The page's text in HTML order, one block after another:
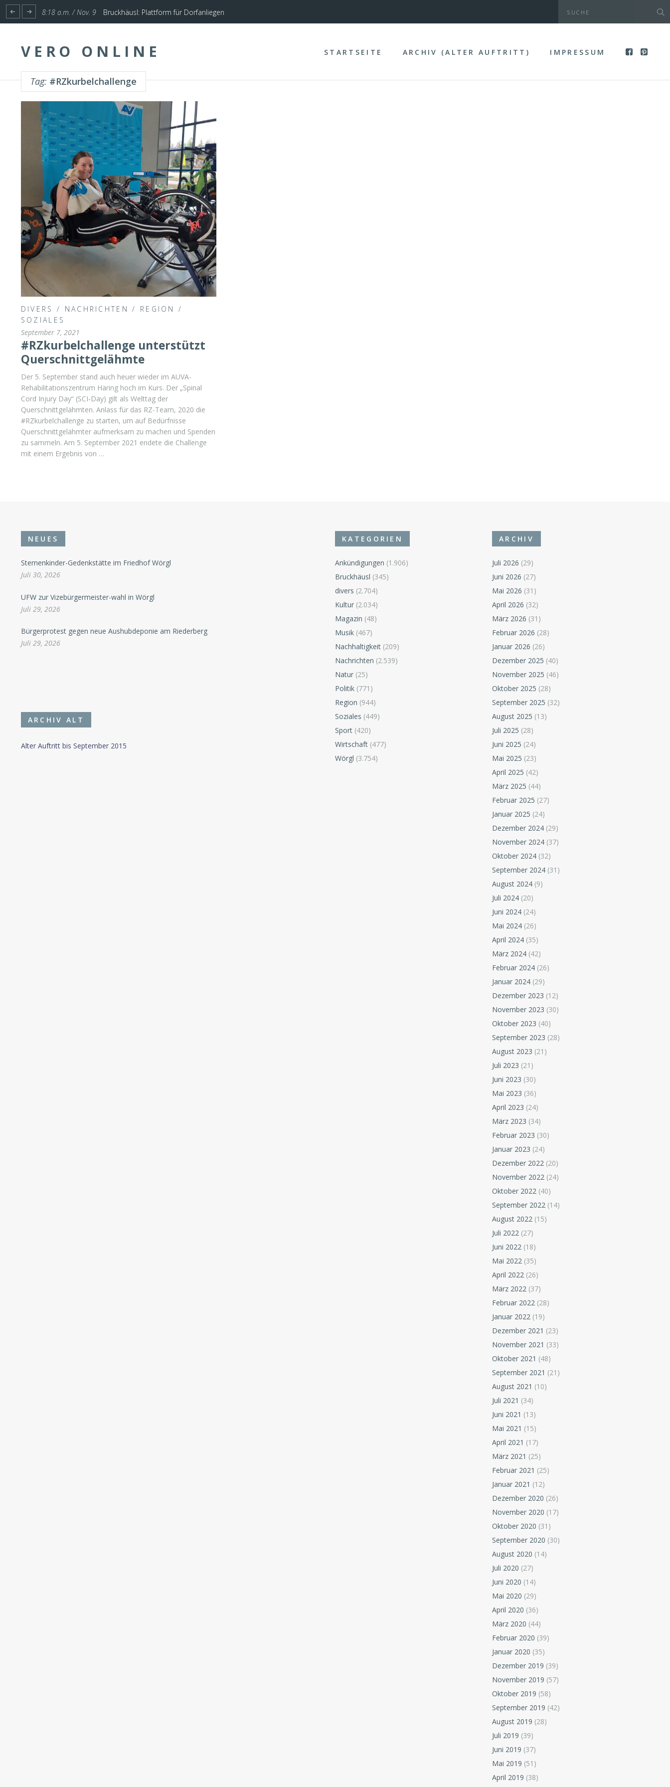
8:18 a.m. / Nov. 9 Bruckhäusl: Plattform für Dorfanliegen
1:17 p.m. / Nov. 4 Start für Planung Hochwasserschutz Unterinntal
VERO ONLINE STARTSEITE ARCHIV (ALTER AUFTRITT) IMPRESSUM
Tag: #RZkurbelchallenge
DIVERS / NACHRICHTEN / REGION
/
SOZIALES
September 7, 2021
#RZkurbelchallenge unterstützt
Querschnittgelähmte
Der 5. September stand auch heuer wieder im AUVA-
Rehabilitationszentrum Häring hoch im Kurs. Der „Spinal
Cord Injury Day“ (SCI-Day) gilt als Welttag der
Querschnittgelähmten. Anlass für das RZ-Team, 2020 die
#RZkurbelchallenge zu starten, um auf Bedürfnisse
Querschnittgelähmter aufmerksam zu machen und Spenden
zu sammeln. Am 5. September 2021 endete die Challenge
mit einem Ergebnis von …
NEUES
Sternenkinder-Gedenkstätte im Friedhof Wörgl
Juli 30, 2026
UFW zur Vizebürgermeister-wahl in Wörgl
Juli 29, 2026
Bürgerprotest gegen neue Aushubdeponie am Riederberg
Juli 29, 2026
ARCHIV ALT
Alter Auftritt bis September 2015
KATEGORIEN
Ankündigungen (1.906)
Bruckhäusl (345)
divers (2.704)
Kultur (2.034)
Magazin (48)
Musik (467)
Nachhaltigkeit (209)
Nachrichten (2.539)
Natur (25)
Politik (771)
Region (944)
Soziales (449)
Sport (420)
Wirtschaft (477)
Wörgl (3.754)
ARCHIV
Juli 2026 (29)
Juni 2026 (27)
Mai 2026 (31)
April 2026 (32)
März 2026 (31)
Februar 2026 (28)
Januar 2026 (26)
Dezember 2025 (40)
November 2025 (46)
Oktober 2025 (28)
September 2025 (32)
August 2025 (13)
Juli 2025 (28)
Juni 2025 (24)
Mai 2025 (23)
April 2025 (42)
März 2025 (44)
Februar 2025 (27)
Januar 2025 (24)
Dezember 2024 (29)
November 2024 (37)
Oktober 2024 (32)
September 2024 (31)
August 2024 (9)
Juli 2024 (20)
Juni 2024 (24)
Mai 2024 (26)
April 2024 (35)
März 2024 (42)
Februar 2024 (26)
Januar 2024 (29)
Dezember 2023 (12)
November 2023 (30)
Oktober 2023 (40)
September 2023 (28)
August 2023 (21)
Juli 2023 (21)
Juni 2023 (30)
Mai 2023 (36)
April 2023 (24)
März 2023 (34)
Februar 2023 (30)
Januar 2023 (24)
Dezember 2022 (20)
November 2022 (24)
Oktober 2022 (40)
September 2022 (14)
August 2022 (15)
Juli 2022 (27)
Juni 2022 (18)
Mai 2022 (35)
April 2022 (26)
März 2022 (37)
Februar 2022 (28)
Januar 2022 (19)
Dezember 2021 (23)
November 2021 (33)
Oktober 2021 (48)
September 2021 (21)
August 2021 (10)
Juli 2021 (34)
Juni 2021 (13)
Mai 2021 (15)
April 2021 (17)
März 2021 (25)
Februar 2021 (25)
Januar 2021 (12)
Dezember 2020 (26)
November 2020 (17)
Oktober 2020 (31)
September 2020 (30)
August 2020 (14)
Juli 2020 (27)
Juni 2020 (14)
Mai 2020 (29)
April 2020 (36)
März 2020 (44)
Februar 2020 (39)
Januar 2020 (35)
Dezember 2019 (39)
November 2019 (57)
Oktober 2019 (58)
September 2019 (42)
August 2019 (28)
Juli 2019 (39)
Juni 2019 (37)
Mai 2019 (51)
April 2019 (38)